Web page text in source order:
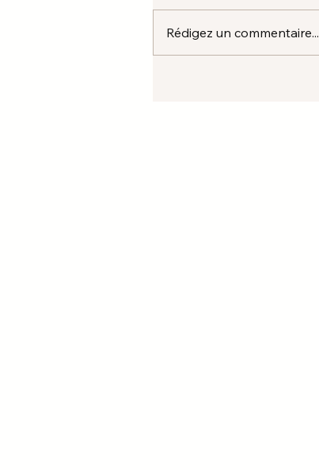
Rédigez un commentaire...